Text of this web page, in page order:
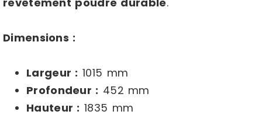
Dimensions :
Largeur : 1015 mm
Profondeur : 452 mm
Hauteur : 1835 mm